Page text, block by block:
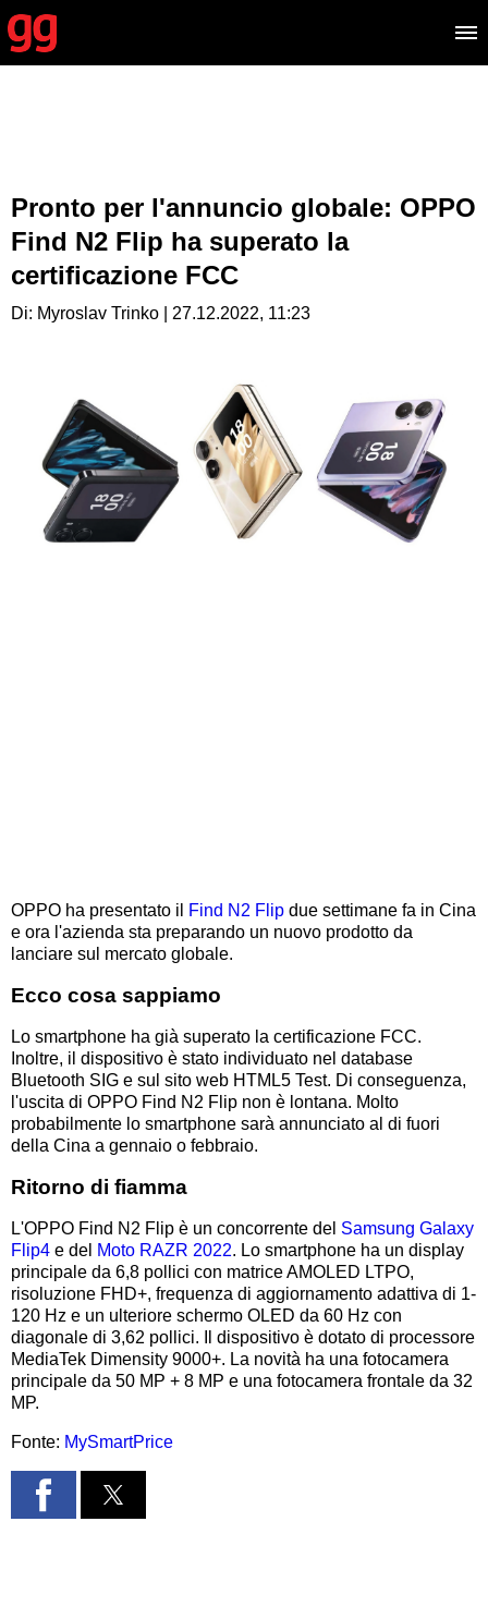
Pronto per l'annuncio globale: OPPO
Find N2 Flip ha superato la
certificazione FCC
Di: Myroslav Trinko | 27.12.2022, 11:23
OPPO ha presentato il Find N2 Flip due settimane fa in Cina
e ora l'azienda sta preparando un nuovo prodotto da
lanciare sul mercato globale.
Ecco cosa sappiamo
Lo smartphone ha già superato la certificazione FCC.
Inoltre, il dispositivo è stato individuato nel database
Bluetooth SIG e sul sito web HTML5 Test. Di conseguenza,
l'uscita di OPPO Find N2 Flip non è lontana. Molto
probabilmente lo smartphone sarà annunciato al di fuori
della Cina a gennaio o febbraio.
Ritorno di fiamma
L'OPPO Find N2 Flip è un concorrente del Samsung Galaxy
Flip4 e del Moto RAZR 2022. Lo smartphone ha un display
principale da 6,8 pollici con matrice AMOLED LTPO,
risoluzione FHD+, frequenza di aggiornamento adattiva di 1-
120 Hz e un ulteriore schermo OLED da 60 Hz con
diagonale di 3,62 pollici. Il dispositivo è dotato di processore
MediaTek Dimensity 9000+. La novità ha una fotocamera
principale da 50 MP + 8 MP e una fotocamera frontale da 32
MP.
Fonte: MySmartPrice